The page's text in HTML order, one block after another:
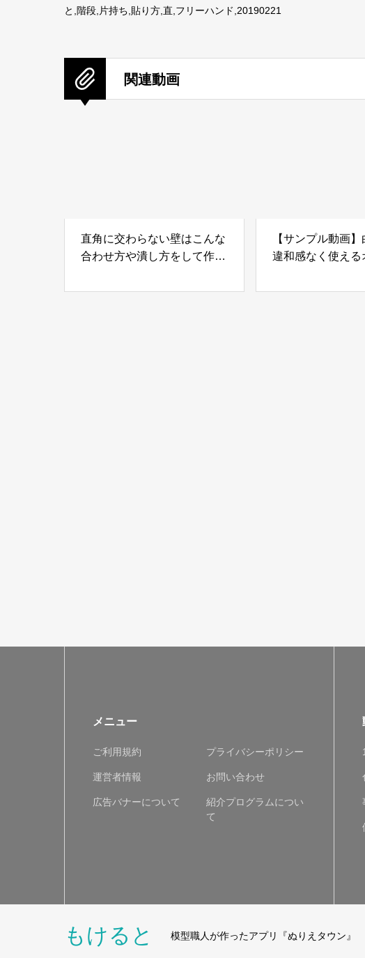
と,階段,片持ち,貼り方,直,フリーハンド,20190221
関連動画
直角に交わらない壁はこんな
合わせ方や潰し方をして作り
【サンプル動画
違和感なく使える
メニュー
ご利用規約 プライバシーポリシー
運営者情報 お問い合わせ
広告バナーについて
紹介プログラムについ
て
もけると 模型職人が作ったアプリ『ぬりえタウン』